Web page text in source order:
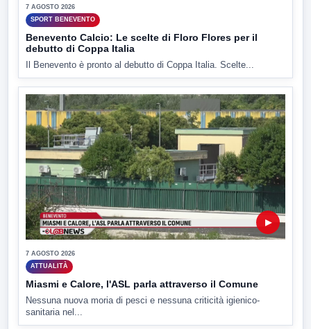
7 AGOSTO 2026
SPORT BENEVENTO
Benevento Calcio: Le scelte di Floro Flores per il
debutto di Coppa Italia
Il Benevento è pronto al debutto di Coppa Italia. Scelte...
▶
7 AGOSTO 2026
ATTUALITÀ
Miasmi e Calore, l'ASL parla attraverso il Comune
Nessuna nuova moria di pesci e nessuna criticità igienico-
sanitaria nel...